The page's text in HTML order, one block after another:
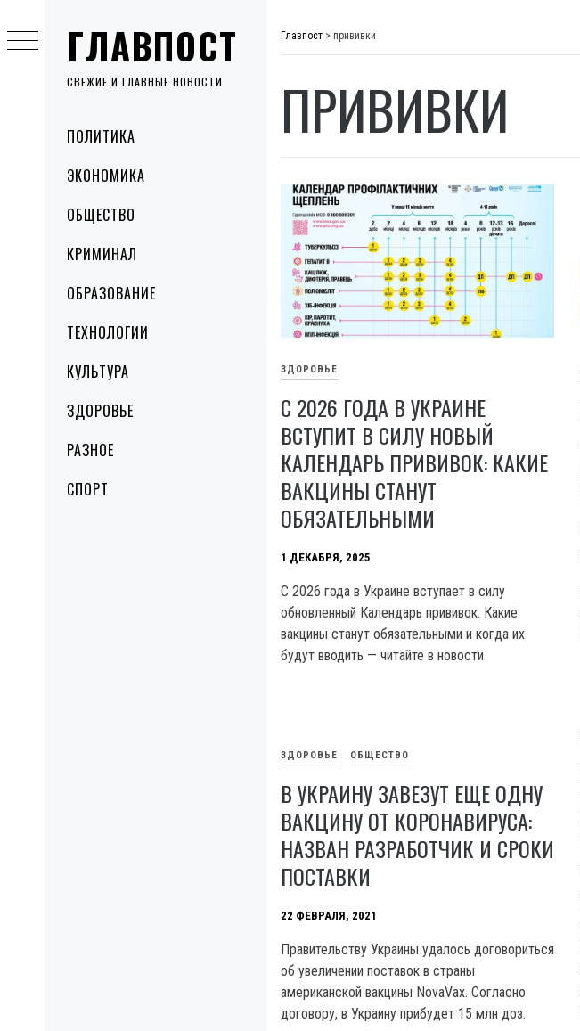
ГЛАВПОСТ
СВЕЖИЕ И ГЛАВНЫЕ НОВОСТИ
MenuПОЛИТИКА
ЭКОНОМИКА
ОБЩЕСТВО
КРИМИНАЛ
ОБРАЗОВАНИЕ
ТЕХНОЛОГИИ
КУЛЬТУРА
ЗДОРОВЬЕ
РАЗНОЕ
СПОРТ
to
content
Главпост > прививки
ПРИВИВКИ
ЗДОРОВЬЕ
С 2026 ГОДА В УКРАИНЕ
ВСТУПИТ В СИЛУ НОВЫЙ
КАЛЕНДАРЬ ПРИВИВОК: КАКИЕ
ВАКЦИНЫ СТАНУТ
ОБЯЗАТЕЛЬНЫМИ
1 ДЕКАБРЯ, 2025
С 2026 года в Украине вступает в силу
обновленный Календарь прививок. Какие
вакцины станут обязательными и когда их
будут вводить — читайте в новости
ЗДОРОВЬЕ ОБЩЕСТВО
В УКРАИНУ ЗАВЕЗУТ ЕЩЕ ОДНУ
ВАКЦИНУ ОТ КОРОНАВИРУСА:
НАЗВАН РАЗРАБОТЧИК И СРОКИ
ПОСТАВКИ
22 ФЕВРАЛЯ, 2021
Правительству Украины удалось договориться
об увеличении поставок в страны
американской вакцины NovaVax. Согласно
договору, в Украину прибудет 15 млн доз.